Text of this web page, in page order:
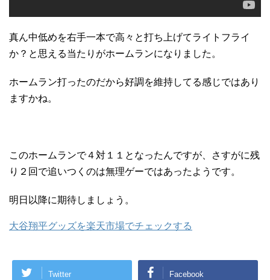
真ん中低めを右手一本で高々と打ち上げてライトフライ
か？と思える当たりがホームランになりました。
ホームラン打ったのだから好調を維持してる感じではあり
ますかね。
このホームランで４対１１となったんですが、さすがに残
り２回で追いつくのは無理ゲーではあったようです。
明日以降に期待しましょう。
大谷翔平グッズを楽天市場でチェックする
Twitter Facebook